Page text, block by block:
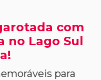
com
no Lago Sul
para